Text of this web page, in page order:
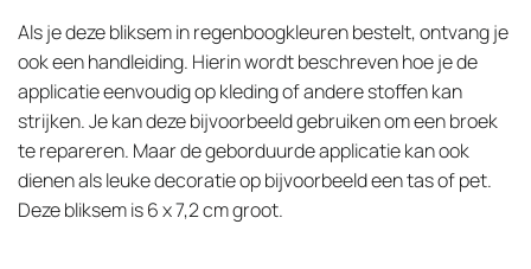
Als je deze bliksem in regenboogkleuren bestelt, ontvang je
ook een handleiding. Hierin wordt beschreven hoe je de
applicatie eenvoudig op kleding of andere stoffen kan
strijken. Je kan deze bijvoorbeeld gebruiken om een broek
te repareren. Maar de geborduurde applicatie kan ook
dienen als leuke decoratie op bijvoorbeeld een tas of pet.
Deze bliksem is 6 x 7,2 cm groot.